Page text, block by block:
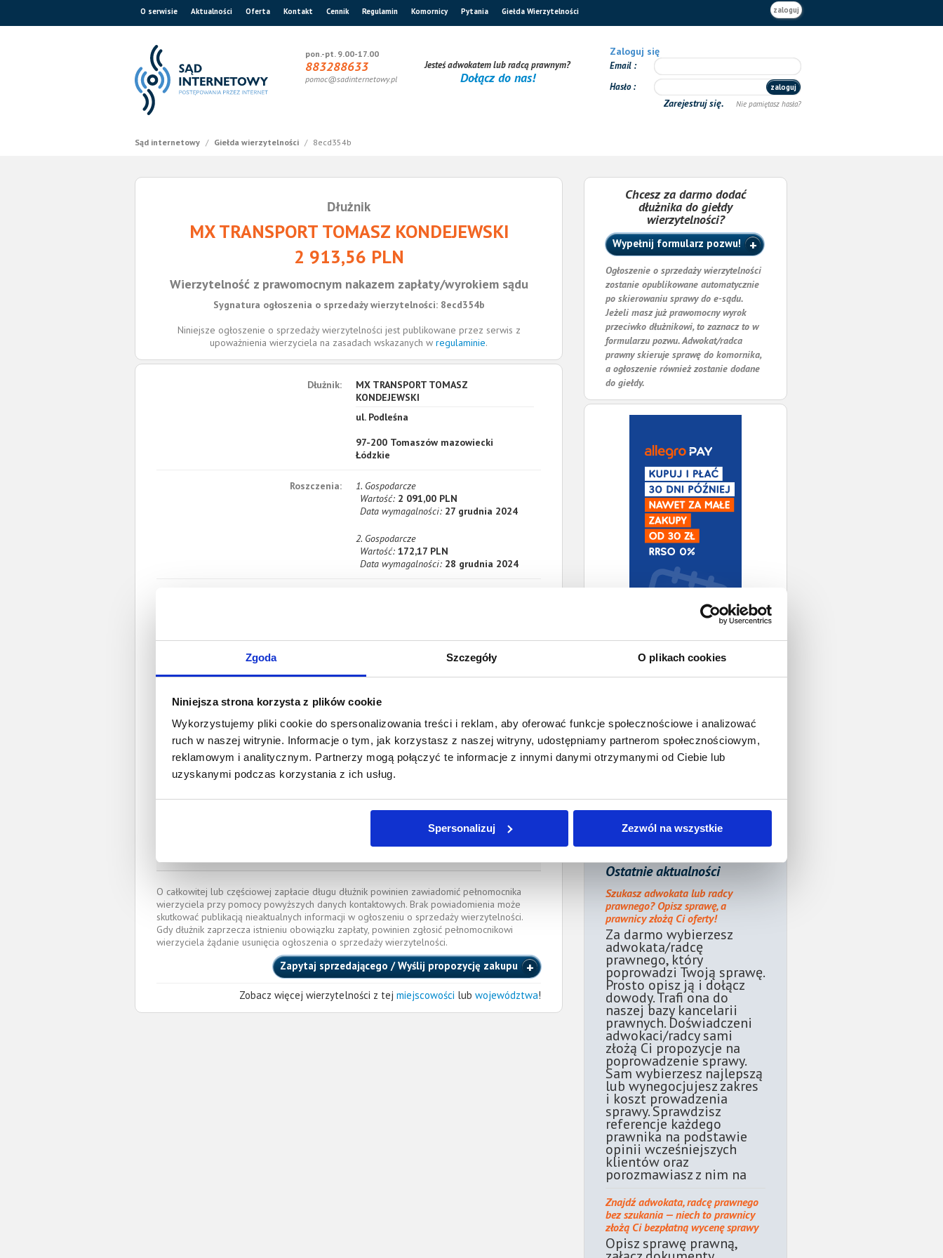
Zgoda Szczegóły O plikach cookies
Niniejsza strona korzysta z plików cookie
Wykorzystujemy pliki cookie do spersonalizowania treści i reklam, aby oferować funkcje społecznościowe i analizować
ruch w naszej witrynie. Informacje o tym, jak korzystasz z naszej witryny, udostępniamy partnerom społecznościowym,
reklamowym i analitycznym. Partnerzy mogą połączyć te informacje z innymi danymi otrzymanymi od Ciebie lub
uzyskanymi podczas korzystania z ich usług.
Spersonalizuj Zezwól na wszystkie
O serwisie Aktualności Oferta Kontakt Cennik Regulamin Komornicy Pytania Giełda Wierzytelności zaloguj
pon.-pt. 9.00-17.00
883288633
pomoc@sadinternetowy.pl
Jesteś adwokatem lub radcą prawnym?
Dołącz do nas!
Zaloguj się
Email
Hasło
zaloguj
Zarejestruj się. Nie pamiętasz hasła?
Sąd internetowy / Giełda wierzytelności / 8ecd354b
Dłużnik
MX TRANSPORT TOMASZ KONDEJEWSKI
2 913,56 PLN
Wierzytelność z prawomocnym nakazem zapłaty/wyrokiem sądu
Sygnatura ogłoszenia o sprzedaży wierzytelności: 8ecd354b
Niniejsze ogłoszenie o sprzedaży wierzytelności jest publikowane przez serwis z
upoważnienia wierzyciela na zasadach wskazanych w regulaminie.
Dłużnik:
MX TRANSPORT TOMASZ
KONDEJEWSKI
ul. Podleśna
97-200 Tomaszów mazowiecki
Łódzkie
Roszczenia:
1. Gospodarcze
Wartość: 2 091,00 PLN
Data wymagalności: 27 grudnia 2024
2. Gospodarcze
Wartość: 172,17 PLN
Data wymagalności: 28 grudnia 2024
Spłacono:
0,00 PLN
Całkowita wartość wierzytelności:
wyrok sądu z dnia:
Data wystawienia:
Pełnomocnik wierzyciela:
O całkowitej lub częściowej zapłacie długu dłużnik powinien zawiadomić pełnomocnika
wierzyciela przy pomocy powyższych danych kontaktowych. Brak powiadomienia może
skutkować publikacją nieaktualnych informacji w ogłoszeniu o sprzedaży wierzytelności.
Gdy dłużnik zaprzecza istnieniu obowiązku zapłaty, powinien zgłosić pełnomocnikowi
wierzyciela żądanie usunięcia ogłoszenia o sprzedaży wierzytelności.
Zapytaj sprzedającego / Wyślij propozycję zakupu
Zobacz więcej wierzytelności z tej miejscowości lub województwa!
Chcesz za darmo dodać
dłużnika do giełdy
wierzytelności?
Wypełnij formularz pozwu!
Ogłoszenie o sprzedaży wierzytelności
zostanie opublikowane automatycznie
po skierowaniu sprawy do e-sądu.
Jeżeli masz już prawomocny wyrok
przeciwko dłużnikowi, to zaznacz to w
formularzu pozwu. Adwokat/radca
prawny skieruje sprawę do komornika,
a ogłoszenie również zostanie dodane
do giełdy.
Ostatnie aktualności
Szukasz adwokata lub radcy
prawnego? Opisz sprawę, a
prawnicy złożą Ci oferty!
Za darmo wybierzesz
adwokata/radcę
prawnego, który
poprowadzi Twoją sprawę.
Prosto opisz ją i dołącz
dowody. Trafi ona do
naszej bazy kancelarii
prawnych. Doświadczeni
adwokaci/radcy sami
złożą Ci propozycje na
poprowadzenie sprawy.
Sam wybierzesz najlepszą
lub wynegocjujesz zakres
i koszt prowadzenia
sprawy. Sprawdzisz
referencje każdego
prawnika na podstawie
opinii wcześniejszych
klientów oraz
porozmawiasz z nim na
Znajdź adwokata, radcę prawnego
bez szukania — niech to prawnicy
złożą Ci bezpłatną wycenę sprawy
Opisz sprawę prawną,